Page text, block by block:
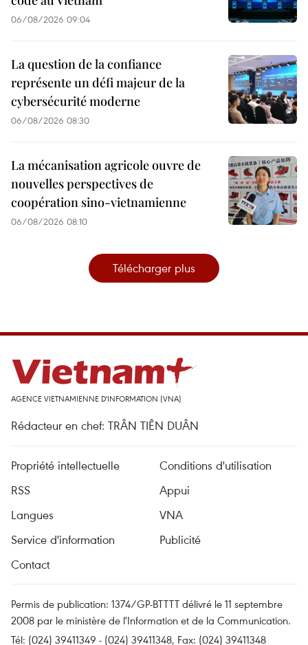
06/08/2026 09:04
La question de la confiance
représente un défi majeur de la
cybersécurité moderne
06/08/2026 08:30
La mécanisation agricole ouvre de
nouvelles perspectives de
coopération sino-vietnamienne
06/08/2026 08:10
Télécharger plus
AGENCE VIETNAMIENNE D'INFORMATION (VNA)
Rédacteur en chef: TRÂN TIÊN DUÂN
Propriété intellectuelle
Conditions d'utilisation
RSS
Appui
Langues
VNA
Service d'information
Publicité
Contact
Permis de publication: 1374/GP-BTTTT délivré le 11 septembre
2008 par le ministère de l'Information et de la Communication.
Tél: (024) 39411349 - (024) 39411348, Fax: (024) 39411348